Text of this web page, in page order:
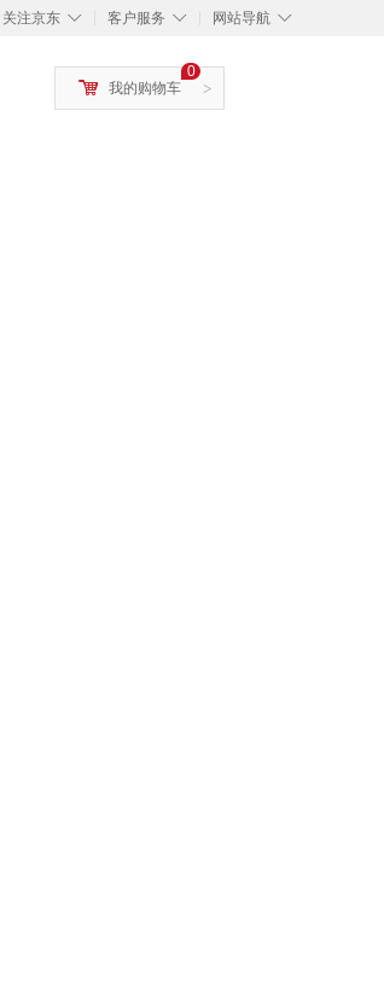
◇
关注京东 ◇
客户服务 ◇
网站导航
>
0
我的购物车